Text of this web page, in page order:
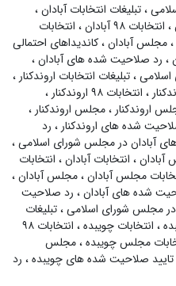
،تبلیغات انتخابات آبادان،
، انتخابات ۹۸ آبادان ، انتخابات
،مجلس آبادان،کاندیداهای احتمالی
، رد صلاحیت شده های آبادان،
اسلامی،تبلیغات انتخابات اروندکنار،
، انتخابات ۹۸ اروندکنار
،
اروندکنار،مجلس اروندکنار،
شده های اروندکنار، رد
های آبادان در مجلس شورای اسلامی،
آبادان، انتخابات آبادان، انتخابات
مجلس آبادان،مجلس آبادان،
شده های آبادان، رد صلاحیت
در مجلس شورای اسلامی،تبلیغات
، انتخابات چویبده،
انتخابات ۹۸
مجلس چویبده،مجلس
تایید صلاحیت شده های چویبده، رد